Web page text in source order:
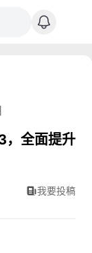
，全面提升
我要投稿